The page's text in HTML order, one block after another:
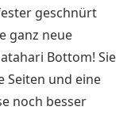
geschnürt
ganz neue
Bottom! Sie
Seiten und eine
noch besser